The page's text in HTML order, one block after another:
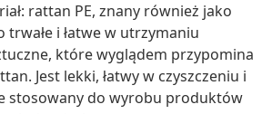
rattan PE, znany również jako
i łatwe w utrzymaniu
które wyglądem przypomina
Jest lekki, łatwy w czyszczeniu i
stosowany do wyrobu produktów